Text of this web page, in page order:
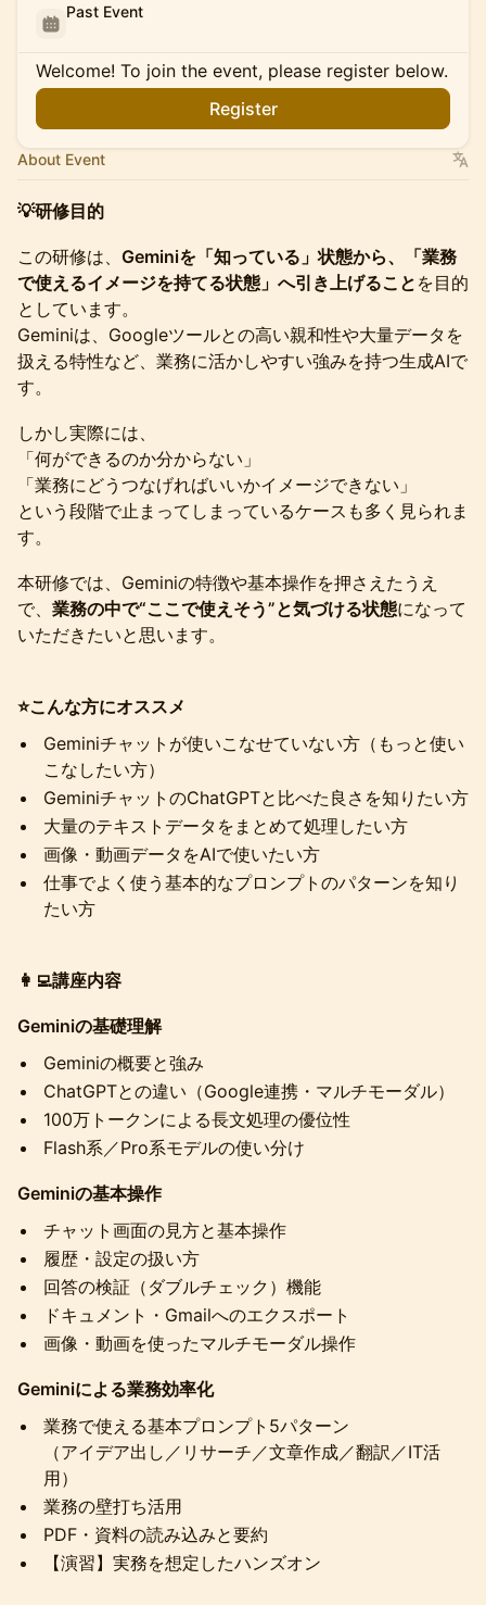
Past Event
Welcome! To join the event, please register below.
Register
About Event
💡研修目的
この研修は、 Geminiを「知っている」状態から、「業務
で使えるイメージを持てる状態」へ引き上げること を目的
としています。
Geminiは、Googleツールとの高い親和性や大量データを
扱える特性など、業務に活かしやすい強みを持つ生成AIで
す。
しかし実際には、
「何ができるのか分からない」
「業務にどうつなげればいいかイメージできない」
という段階で止まってしまっているケースも多く見られま
す。
本研修では、Geminiの特徴や基本操作を押さえたうえ
で、 業務の中で“ここで使えそう”と気づける状態になって
いただきたいと思います。
⭐️こんな方にオススメ
Geminiチャットが使いこなせていない方（もっと使い
こなしたい方）
GeminiチャットのChatGPTと比べた良さを知りたい方
大量のテキストデータをまとめて処理したい方
画像・動画データをAIで使いたい方
仕事でよく使う基本的なプロンプトのパターンを知り
たい方
👩‍💻講座内容
Geminiの基礎理解
Geminiの概要と強み
ChatGPTとの違い（Google連携・マルチモーダル）
100万トークンによる長文処理の優位性
Flash系／Pro系モデルの使い分け
Geminiの基本操作
チャット画面の見方と基本操作
履歴・設定の扱い方
回答の検証（ダブルチェック）機能
ドキュメント・Gmailへのエクスポート
画像・動画を使ったマルチモーダル操作
Geminiによる業務効率化
業務で使える基本プロンプト5パターン
（アイデア出し／リサーチ／文章作成／翻訳／IT活
用）
業務の壁打ち活用
PDF・資料の読み込みと要約
【演習】実務を想定したハンズオン